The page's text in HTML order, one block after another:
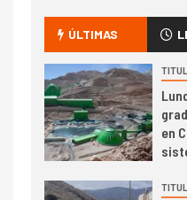
4 I+D
ÚLTIMAS
en